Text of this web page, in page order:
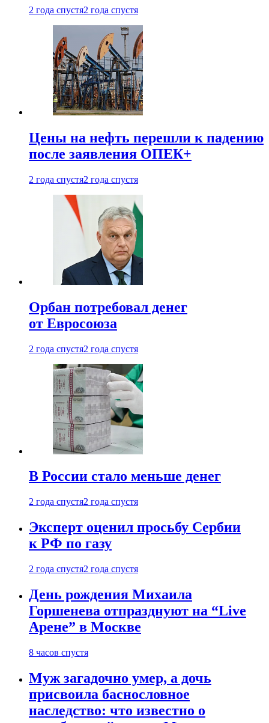
2 года спустя2 года спустя
Цены на нефть перешли к падению
после заявления ОПЕК+
2 года спустя2 года спустя
Орбан потребовал денег
от Евросоюза
2 года спустя2 года спустя
В России стало меньше денег
2 года спустя2 года спустя
Эксперт оценил просьбу Сербии
к РФ по газу
2 года спустя2 года спустя
День рождения Михаила
Горшенева отпразднуют на “Live
Арене” в Москве
8 часов спустя
Муж загадочно умер, а дочь
присвоила баснословное
наследство: что известно о